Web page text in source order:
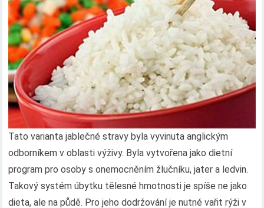
Tato varianta jablečné stravy byla vyvinuta anglickým
odborníkem v oblasti výživy. Byla vytvořena jako dietní
program pro osoby s onemocněním žlučníku, jater a ledvin.
Takový systém úbytku tělesné hmotnosti je spíše ne jako
dieta, ale na půdě. Pro jeho dodržování je nutné vařit rýži v